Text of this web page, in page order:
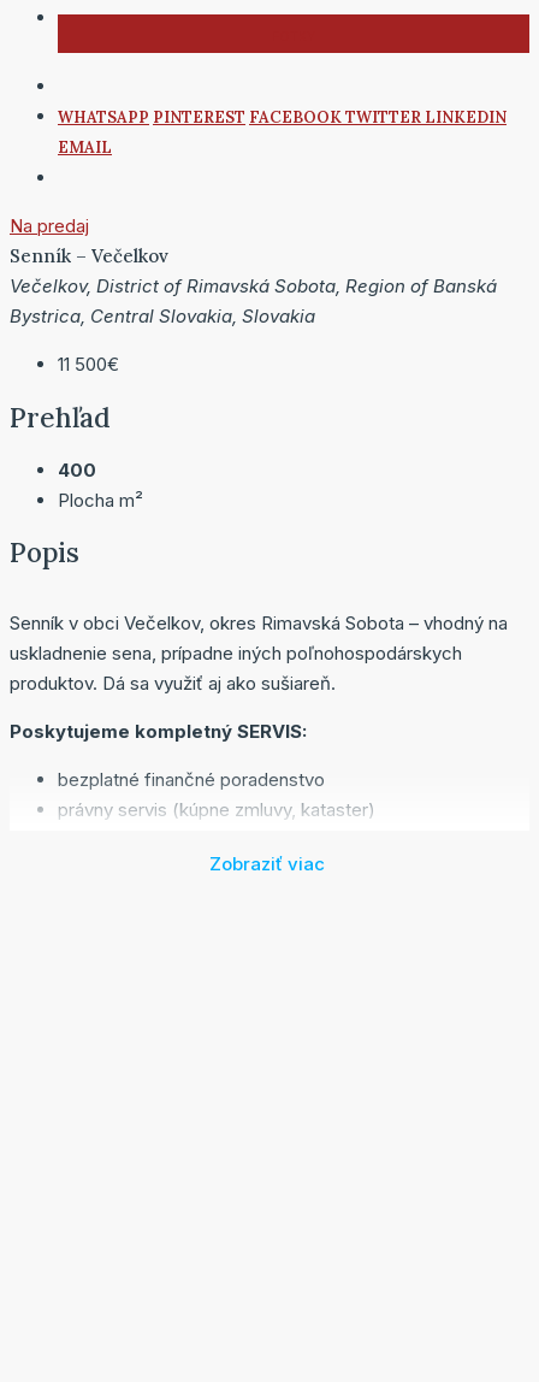
WHATSAPP PINTEREST FACEBOOKTWITTER LINKEDIN
EMAIL
Na predaj
Senník – Večelkov
Večelkov, District of Rimavská Sobota, Region of Banská
Bystrica, Central Slovakia, Slovakia
11 500€
Prehľad
400
Plocha m²
Popis
Senník v obci Večelkov, okres Rimavská Sobota – vhodný na
uskladnenie sena, prípadne iných poľnohospodárskych
produktov. Dá sa využiť aj ako sušiareň.
Poskytujeme kompletný SERVIS:
bezplatné finančné poradenstvo
právny servis (kúpne zmluvy, kataster)
Zobraziť viac